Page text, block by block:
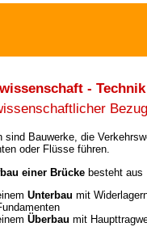
- Technik
Bezug
sind Bauwerke, die
oder Flüsse führen.
einer Brücke besteht aus
Unterbau mit
Überbau mit